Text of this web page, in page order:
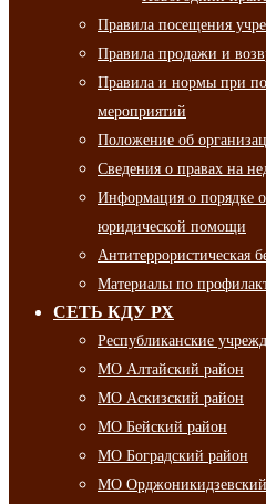
Правила посещения
Правила продажи и
Правила и нормы при
мероприятий
Положение об
Сведения о правах на
Информация о порядке
юридической помощи
Антитеррористическая
Материалы по
СЕТЬ КДУ РХ
Республиканские
МО Алтайский район
МО Аскизский район
МО Бейский район
МО Боградский район
МО